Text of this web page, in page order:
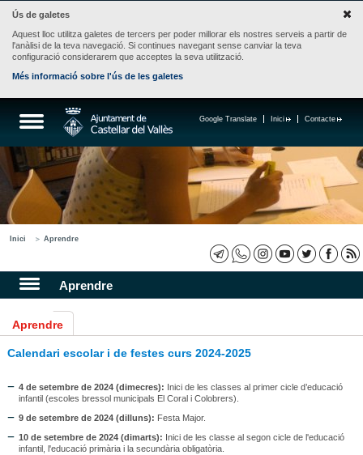
Ús de galetes
Aquest lloc utilitza galetes de tercers per poder millorar els nostres serveis a partir de
l'anàlisi de la teva navegació. Si continues navegant sense canviar la teva
configuració considerarem que acceptes la seva utilització.
Més informació sobre l'ús de les galetes
Contacte
Inici
Google Translate
Inici Aprendre
Aprendre
Aprendre
Calendari escolar i de festes curs 2024-2025
4 de setembre de 2024 (dimecres): Inici de les classes al primer cicle d’educació
infantil (escoles bressol municipals El Coral i Colobrers).
9 de setembre de 2024 (dilluns): Festa Major.
10 de setembre de 2024 (dimarts): Inici de les classe al segon cicle de l'educació
infantil, l'educació primària i la secundària obligatòria.